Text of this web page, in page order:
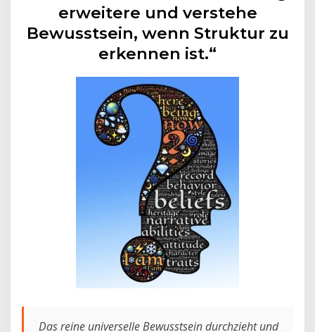
erweitere und verstehe
Bewusstsein, wenn Struktur zu
erkennen ist.“
Das reine universelle Bewusstsein durchzieht und